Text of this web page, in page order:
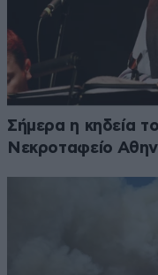
Σήμερα η κηδεία
Νεκροταφείο